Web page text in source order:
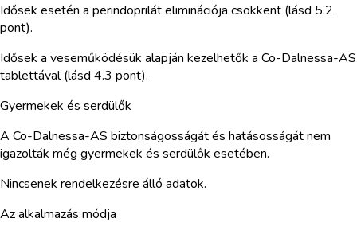
Idősek esetén a perindoprilát eliminációja csökkent (lásd 5.2
pont).
Idősek a veseműködésük alapján kezelhetők a Co-Dalnessa-AS
tablettával (lásd 4.3 pont).
Gyermekek és serdülők
A Co-Dalnessa-AS biztonságosságát és hatásosságát nem
igazolták még gyermekek és serdülők esetében.
Nincsenek rendelkezésre álló adatok.
Az alkalmazás módja